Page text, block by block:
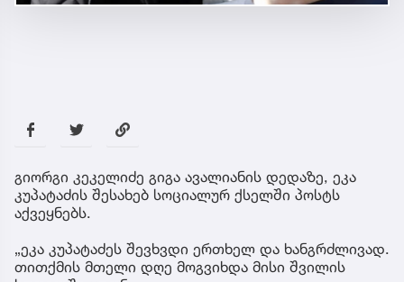
გიორგი კეკელიძე გიგა ავალიანის დედაზე, ეკა
კუპატაძის შესახებ სოციალურ ქსელში პოსტს
აქვეყნებს.
„ეკა კუპატაძეს შევხვდი ერთხელ და ხანგრძლივად.
თითქმის მთელი დღე მოგვიხდა მისი შვილის